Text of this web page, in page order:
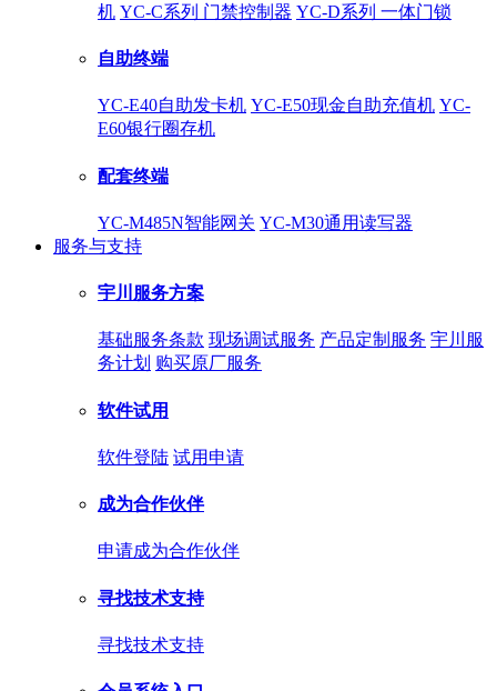
机 YC-C系列 门禁控制器 YC-D系列 一体门锁
自助终端
YC-E40自助发卡机 YC-E50现金自助充值机 YC-
E60银行圈存机
配套终端
YC-M485N智能网关 YC-M30通用读写器
服务与支持
宇川服务方案
基础服务条款 现场调试服务 产品定制服务 宇川服
务计划 购买原厂服务
软件试用
软件登陆 试用申请
成为合作伙伴
申请成为合作伙伴
寻找技术支持
寻找技术支持